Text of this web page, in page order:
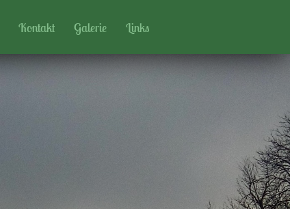
Kontakt Galerie Links